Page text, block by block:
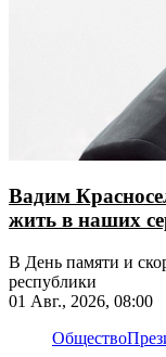
Вадим
жить в наших
В День памяти и
республики
01 Авг., 2026, 08:00
Общество